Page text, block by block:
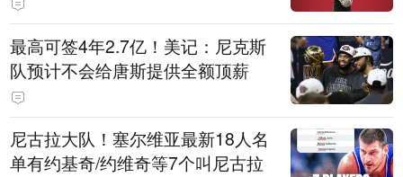
最高可签4年2.7亿！美记：尼克斯
队预计不会给唐斯提供全额顶薪
尼古拉大队！塞尔维亚最新18人名
单有约基奇/约维奇等7个叫尼古拉